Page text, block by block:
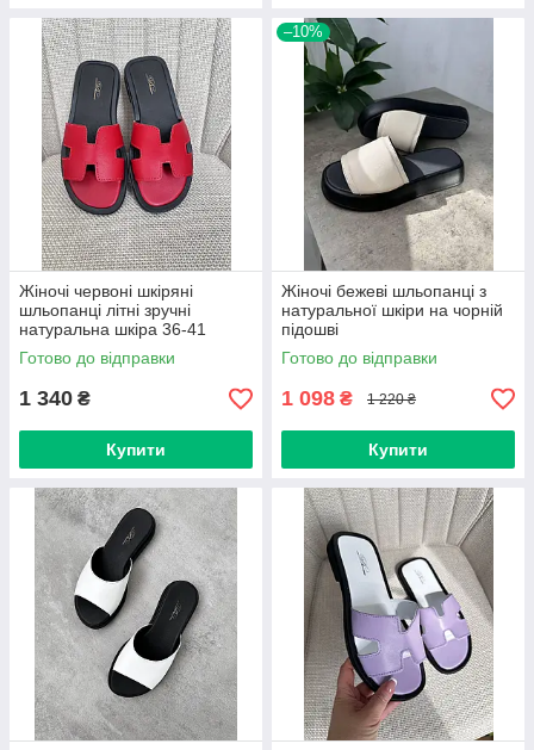
Жіночі червоні шкіряні
шльопанці літні зручні
натуральна шкіра 36-41
Готово до відправки
1 340 ₴
Купити
–10%
Жіночі бежеві шльопанці з
натуральної шкіри на чорній
підошві
Готово до відправки
1 098 ₴ 1 220 ₴
Купити